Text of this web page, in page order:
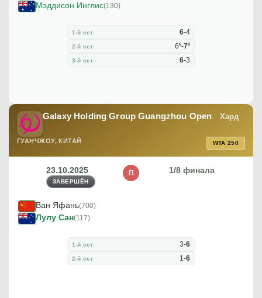
Мэддисон Инглис(130)
1-й сет 6-4
2-й сет 66-78
3-й сет 6-3
Galaxy Holding Group Guangzhou Open Хард
ГУАНЧЖОУ, КИТАЙ WTA 250
23.10.2025
ЗАВЕРШЁН
1/8 финала
П
Ван Яфань(700)
Лулу Сан(117)
1-й сет 3-6
2-й сет 1-6